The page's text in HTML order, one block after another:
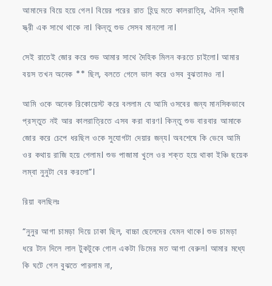
আমাদের বিয়ে হয়ে গেল। বিয়ের পরের রাত হিন্দু মতে কালরাত্রি, ঐদিন স্বামী
স্ত্রী এক সাথে থাকে না। কিন্তু শুভ সেসব মানলো না।
সেই রাতেই জোর করে শুভ আমার সাথে দৈহিক মিলন করতে চাইলো। আমার
বয়স তখন অনেক ** ছিল, বলতে গেলে ভাল করে ওসব বুঝতামও না।
আমি ওকে অনেক রিকোয়েস্ট করে বললাম যে আমি ওসবের জন্য মানসিকভাবে
প্রস্তুত নই আর কালরাত্রিতে এসব করা বারণ। কিন্তু শুভ বারবার আমাকে
জোর করে চেপে ধরছিল ওকে সুযোগটা দেয়ার জন্য। অবশেষে কি ভেবে আমি
ওর কথায় রাজি হয়ে গেলাম। শুভ পাজামা খুলে ওর শক্ত হয়ে থাকা ইঞ্চি ছয়েক
লম্বা নুনুটা বের করলো”।
রিয়া বলছিলঃ
“নুনুর আগা চামড়া দিয়ে ঢাকা ছিল, বাচ্চা ছেলেদের যেমন থাকে। শুভ চামড়া
ধরে টান দিলে লাল টুকটুকে গোল একটা ডিমের মত আগা বেরুল। আমার মধ্যে
কি ঘটে গেল বুঝতে পারলাম না,